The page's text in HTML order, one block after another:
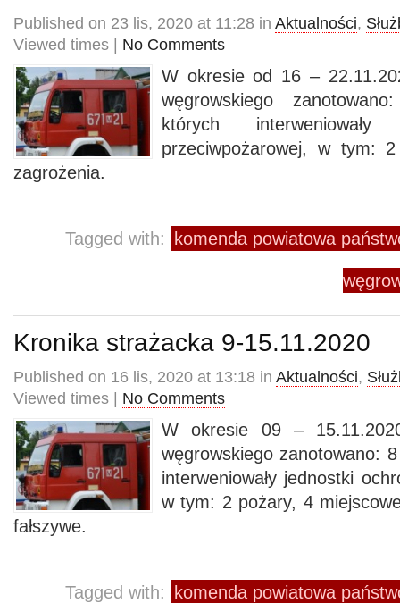
Published on 23 lis, 2020 at 11:28 in Aktualności,
Viewed times | No Comments
W okresie od 16 –
węgrowskiego
których
przeciwpożarowej, w tym:
zagrożenia.
Tagged with: komenda powiatowa
Kronika strażacka 9-15.11.2020
Published on 16 lis, 2020 at 13:18 in Aktualności,
Viewed times | No Comments
W okresie 09 –
węgrowskiego zanotowano:
interweniowały jednostki
w tym: 2 pożary, 4
fałszywe.
Tagged with: komenda powiatowa